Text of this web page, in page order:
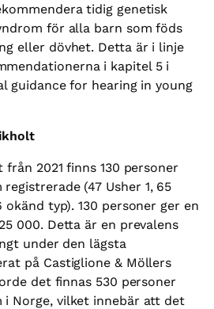
tidig genetisk
för alla barn som föds
eller dövhet. Detta är i linje
i kapitel 5 i
guidance for hearing in young
2021 finns 130 personer
(47 Usher 1, 65
okänd typ). 130 personer ger en
000. Detta är en prevalens
under den lägsta
på Castiglione & Möllers
det finnas 530 personer
i Norge, vilket innebär att det